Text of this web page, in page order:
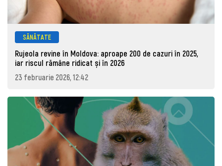
SĂNĂTATE
Rujeola revine în Moldova: aproape 200 de cazuri în 2025,
iar riscul rămâne ridicat și în 2026
23 februarie 2026, 12:42